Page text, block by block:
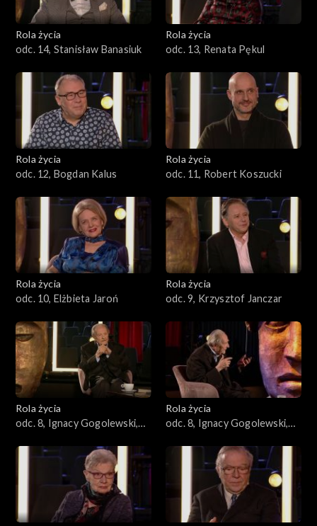
Rola życia
odc. 14, Stanisław Banasiuk
Rola życia
odc. 13, Renata Pękul
Rola życia
odc. 12, Bogdan Kalus
Rola życia
odc. 11, Robert Koszucki
Rola życia
odc. 10, Elżbieta Jaroń
Rola życia
odc. 9, Krzysztof Janczar
Rola życia
odc. 8, Ignacy Gogolewski,
Rola życia
odc. 8, Ignacy Gogolewski,